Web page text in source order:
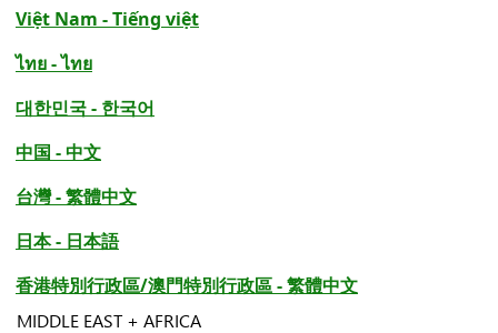
Việt Nam - Tiếng việt
ไทย - ไทย
대한민국 - 한국어
中国 - 中文
台灣 - 繁體中文
日本 - 日本語
香港特別行政區/澳門特別行政區 - 繁體中文
MIDDLE EAST + AFRICA